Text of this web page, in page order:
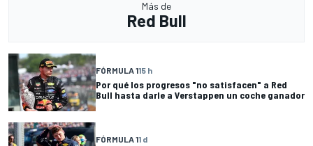
Más de
Red Bull
FÓRMULA 115 h
Por qué los progresos "no satisfacen" a Red
Bull hasta darle a Verstappen un coche ganador
FÓRMULA 11 d